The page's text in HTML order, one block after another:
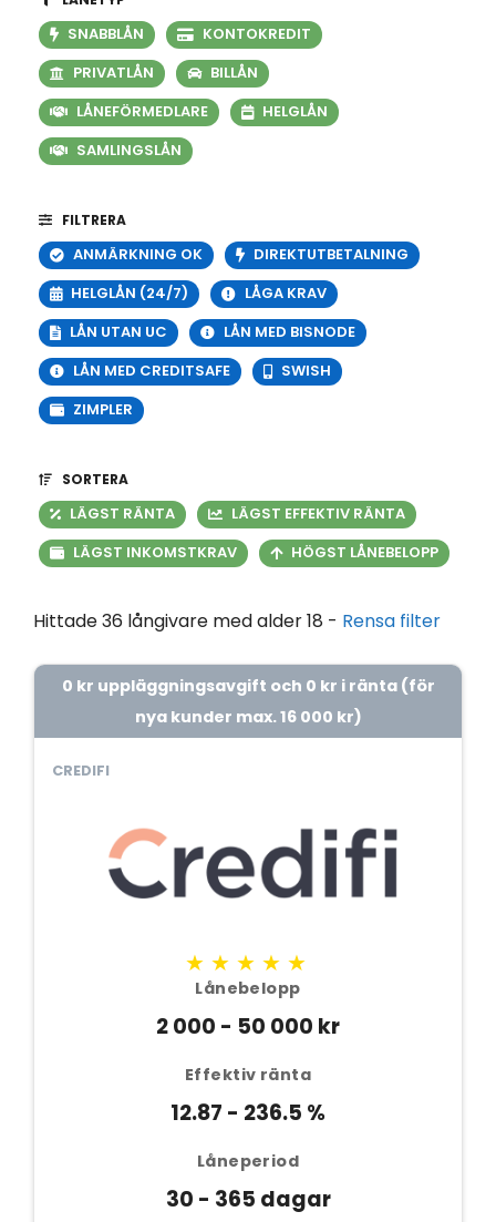
SNABBLÅN
KONTOKREDIT
PRIVATLÅN
BILLÅN
LÅNEFÖRMEDLARE
HELGLÅN
SAMLINGSLÅN
FILTRERA
ANMÄRKNING OK
DIREKTUTBETALNING
HELGLÅN (24/7)
LÅGA KRAV
LÅN UTAN UC
LÅN MED BISNODE
LÅN MED CREDITSAFE
SWISH
ZIMPLER
SORTERA
LÄGST RÄNTA
LÄGST EFFEKTIV RÄNTA
LÄGST INKOMSTKRAV
HÖGST LÅNEBELOPP
Hittade 36 långivare med alder 18 - Rensa filter
0 kr uppläggningsavgift och 0 kr i ränta (för
nya kunder max. 16 000 kr)
CREDIFI
★★★★★
Lånebelopp
2 000 - 50 000 kr
Effektiv ränta
12.87 - 236.5 %
Låneperiod
30 - 365 dagar